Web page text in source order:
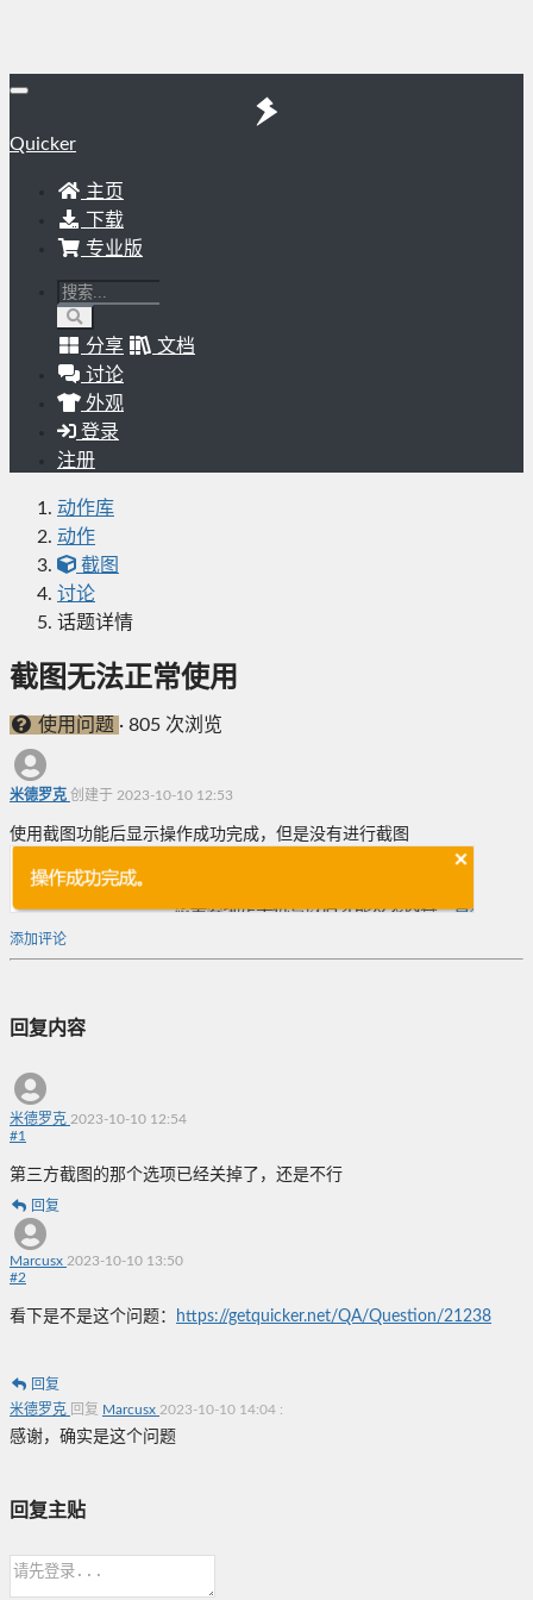
Quicker
主页
下载
专业版
分享
文档
讨论
外观
登录
注册
动作库
动作
截图
讨论
话题详情
截图无法正常使用
使用问题 · 805 次浏览
米德罗克 创建于 2023-10-10 12:53
使用截图功能后显示操作成功完成，但是没有进行截图
添加评论
回复内容
米德罗克 2023-10-10 12:54
#1
第三方截图的那个选项已经关掉了，还是不行
回复
Marcusx 2023-10-10 13:50
#2
看下是不是这个问题： https://getquicker.net/QA/Question/21238
回复
米德罗克 回复 Marcusx 2023-10-10 14:04 :
感谢，确实是这个问题
回复主贴